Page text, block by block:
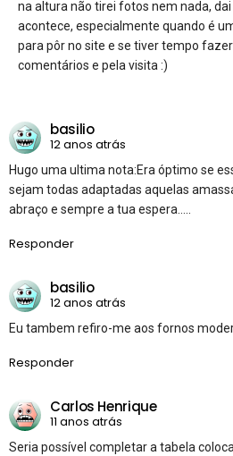
na altura não tirei fotos nem nada,
acontece, especialmente quando é
para pôr no site e se tiver tempo
comentários e pela visita :)
basilio
12 anos atrás
Hugo uma ultima nota:Era óptimo se
sejam todas adaptadas aquelas
abraço e sempre a tua espera…..
Responder
basilio
12 anos atrás
Eu tambem refiro-me aos fornos
Responder
Carlos Henrique
11 anos atrás
Seria possível completar a tabela